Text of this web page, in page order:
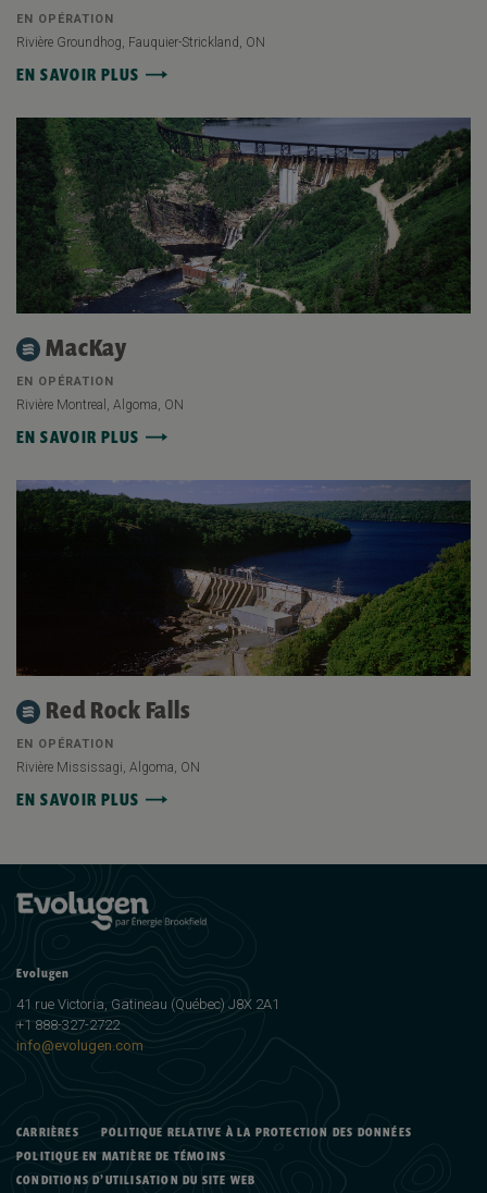
EN OPÉRATION
Rivière Groundhog, Fauquier-Strickland, ON
EN SAVOIR PLUS
MacKay
EN OPÉRATION
Rivière Montreal, Algoma, ON
EN SAVOIR PLUS
Red Rock Falls
EN OPÉRATION
Rivière Mississagi, Algoma, ON
EN SAVOIR PLUS
Evolugen
41 rue Victoria, Gatineau (Québec) J8X 2A1
+1 888-327-2722
info@evolugen.com
CARRIÈRES
POLITIQUE RELATIVE À LA PROTECTION DES DONNÉES
POLITIQUE EN MATIÈRE DE TÉMOINS
CONDITIONS D’UTILISATION DU SITE WEB